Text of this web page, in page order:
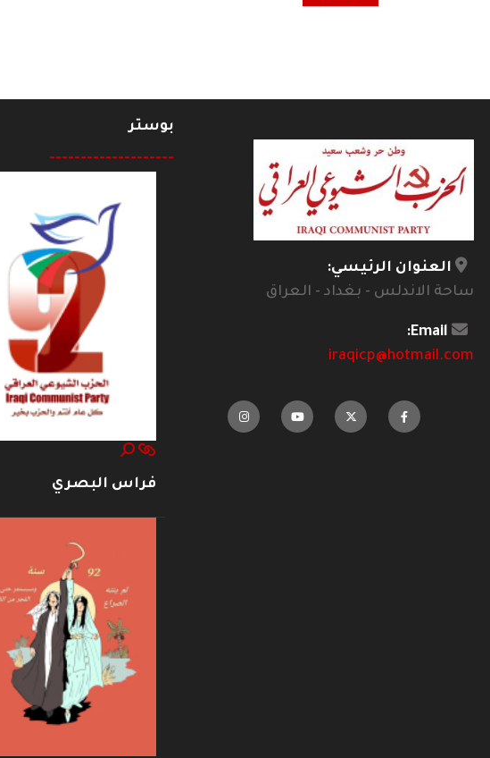
العنوان الرئيسي:
ساحة الاندلس - بغداد - العراق
Email:
iraqicp@hotmail.com
بوستر
--------------------
فراس البصري